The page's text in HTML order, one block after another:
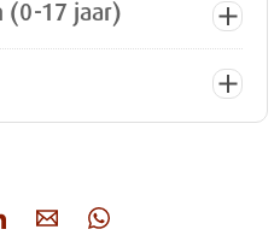
(0-17 jaar)